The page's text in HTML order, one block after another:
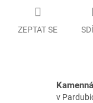
ZEPTAT SE
v